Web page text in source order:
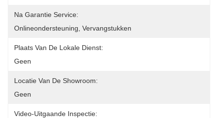
Na Garantie Service:
Onlineondersteuning, Vervangstukken
Plaats Van De Lokale Dienst:
Geen
Locatie Van De Showroom:
Geen
Video-Uitgaande Inspectie: